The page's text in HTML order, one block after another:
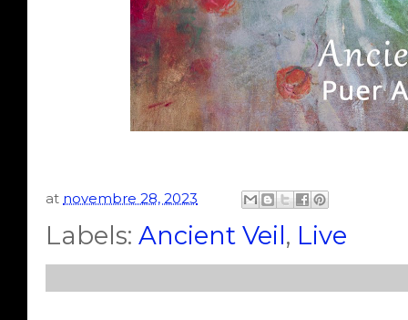
at novembre 28, 2023
Labels: Ancient Veil, Live